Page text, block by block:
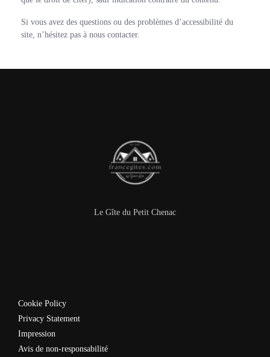
Si vous avez des questions ou des problèmes d’accessibilité du
site, n’hésitez pas à nous contacter.
Le Gîte du Petit Chenac
Cookie Policy
Privacy Statement
Impression
Avis de non-responsabilité